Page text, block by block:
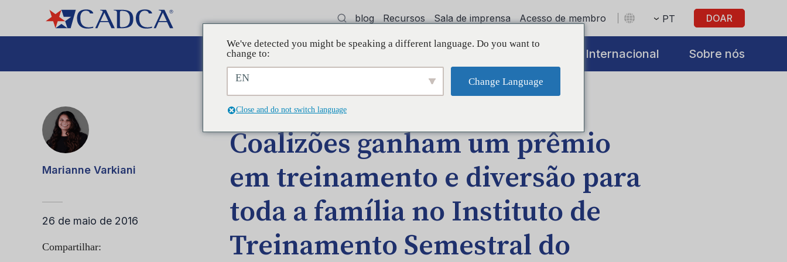
blog Recursos Sala de imprensa Acesso de membro PT DOAR
Advocacia Treinamento Apoiar Internacional Sobre nós
Marianne Varkiani
26 de maio de 2016
Compartilhar:
POSTAGEM NO BLOG
Coalizões ganham um prêmio
em treinamento e diversão para
toda a família no Instituto de
Treinamento Semestral do
We've detected you might be speaking a different language. Do you want to
change to:
EN Change Language
Close and do not switch language